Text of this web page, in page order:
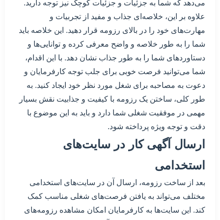
می‌دهد که شما به جزئیات و جزئیات کوچک نیز توجه دارید.
علاوه بر این، خلاصه‌ای جذاب و مفید از تجربیات و
مهارت‌های خود را در بالای رزومه قرار دهید. این خلاصه باید
شما را به طور خلاصه و واضح معرفی کرده و توانایی‌ها و
دستاوردهای شما را به طور جذاب نشان دهد. با این اقدام،
شما می‌توانید فرصت خوبی برای جلب توجه کارفرمایان و
دعوت به مصاحبه برای شغل مورد نظر خود ایجاد کنید. به
طور کلی، ساختن یک رزومه با کیفیت و جذابیت نقش بسیار
مهمی در موفقیت شغلی شما دارد و باید به این موضوع با
دقت و توجه ویژه پرداخته شود.
ارسال آگهی کار در سایت‌های
استخدامی
بعد از ساخت رزومه، ارسال آن در سایت‌های استخدامی
مختلف می‌تواند به یافتن فرصت‌های شغلی مناسب کمک
کند. این سایت‌ها به کارفرمایان امکان مشاهده رزومه‌های